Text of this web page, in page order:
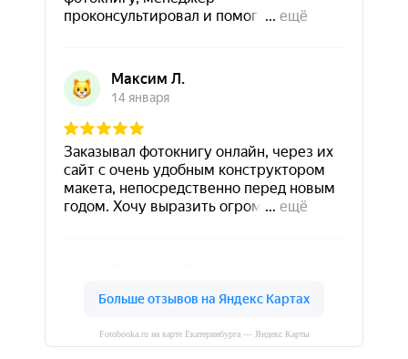
Fotobooka.ru на карте Екатеринбурга — Яндекс Карты